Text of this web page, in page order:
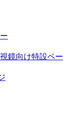
鏡向け特設ペー